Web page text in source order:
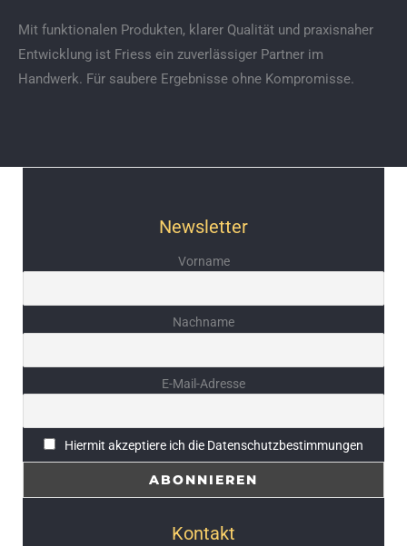
Mit funktionalen Produkten, klarer Qualität und praxisnaher
Entwicklung ist Friess ein zuverlässiger Partner im
Handwerk. Für saubere Ergebnisse ohne Kompromisse.
Newsletter
Vorname
Nachname
E-Mail-Adresse
Hiermit akzeptiere ich die Datenschutzbestimmungen
Kontakt